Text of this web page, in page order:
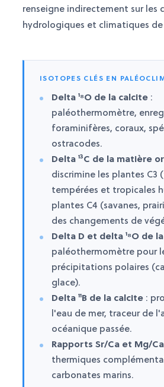
renseigne indirectement sur les
hydrologiques et climatiques de
ISOTOPES CLÉS EN
Delta ¹⁸O de la calcite :
paléothermomètre,
foraminifères, coraux,
ostracodes.
Delta ¹³C de la matière
discrimine les plantes C3
tempérées et tropicales
plantes C4 (savanes,
des changements de
Delta D et delta ¹⁸O de
paléothermomètre pour
précipitations polaires
glace).
Delta ¹¹B de la calcite :
l'eau de mer, traceur de
océanique passée.
Rapports Sr/Ca et Mg/Ca
thermiques
carbonates marins.